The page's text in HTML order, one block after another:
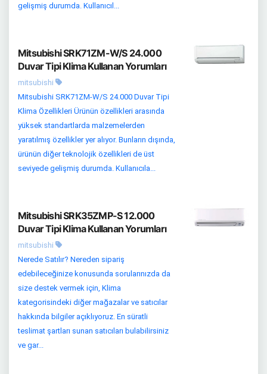
gelişmiş durumda. Kullanıcıl...
Mitsubishi SRK71ZM-W/S 24.000
Duvar Tipi Klima Kullanan Yorumları
mitsubishi
Mitsubishi SRK71ZM-W/S 24.000 Duvar Tipi
Klima Özellikleri Ürünün özellikleri arasında
yüksek standartlarda malzemelerden
yaratılmış özellikler yer alıyor. Bunların dışında,
ürünün diğer teknolojik özellikleri de üst
seviyede gelişmiş durumda. Kullanıcıla...
Mitsubishi SRK35ZMP-S 12.000
Duvar Tipi Klima Kullanan Yorumları
mitsubishi
Nerede Satılır? Nereden sipariş
edebileceğinize konusunda sorularınızda da
size destek vermek için, Klima
kategorisindeki diğer mağazalar ve satıcılar
hakkında bilgiler açıklıyoruz. En süratli
teslimat şartları sunan satıcıları bulabilirsiniz
ve gar...